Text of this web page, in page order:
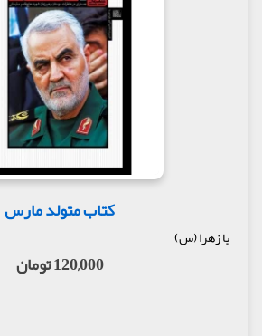
کتاب متولد مارس
یا زهرا (س)
120,000 تومان